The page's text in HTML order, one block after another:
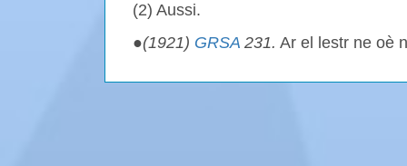
(2) Aussi.
●(1921) GRSA 231. Ar el lestr ne oè